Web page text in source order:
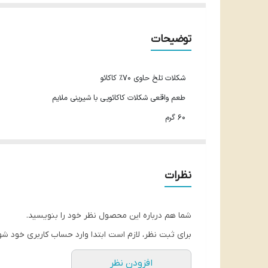
توضیحات
شکلات تلخ حاوی 70% کاکائو
طعم واقعی شکلات کاکائویی با شیرینی ملایم
60 گرم
نظرات
شما هم درباره این محصول نظر خود را بنویسید.
برای ثبت نظر، لازم است ابتدا وارد حساب کاربری خود
افزودن نظر